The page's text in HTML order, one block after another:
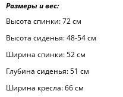
Размеры и вес:
Высота спинки: 72 см
Высота сиденья: 48-54 см
Ширина спинки: 52 см
Глубина сиденья: 51 см
Ширина кресла: 66 см